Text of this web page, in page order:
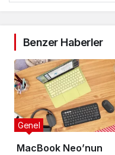
Benzer Haberler
MacBook Neo’nun
Genel